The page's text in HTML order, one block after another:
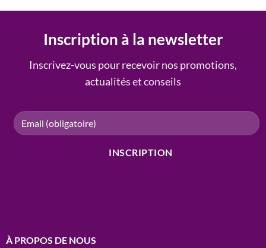
Inscription à la newsletter
Inscrivez-vous pour recevoir nos promotions,
actualités et conseils
À PROPOS DE NOUS